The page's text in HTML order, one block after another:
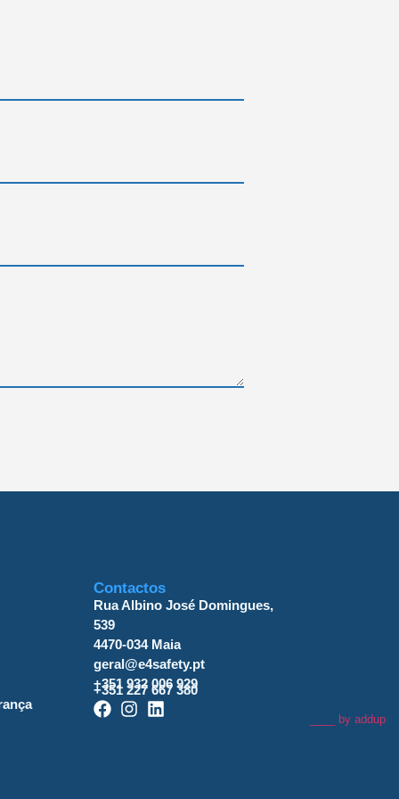
Contactos
Rua Albino José Domingues,
539
4470-034 Maia
geral@e4safety.pt
+351 932 006 929
+351 227 667 380
____ byaddup